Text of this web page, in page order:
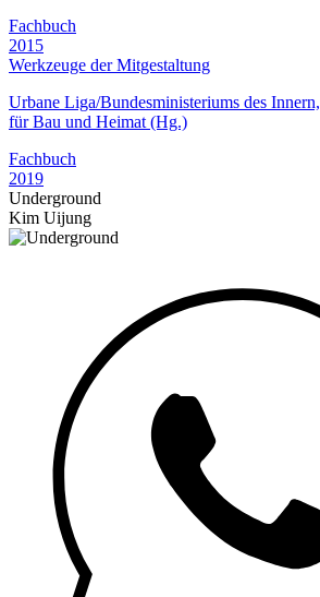
Fachbuch
2015
Werkzeuge der Mitgestaltung
Urbane Liga/Bundesministeriums des Innern,
für Bau und Heimat (Hg.)
Fachbuch
2019
Underground
Kim Uijung